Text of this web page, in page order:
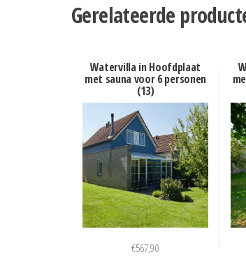
Gerelateerde
Watervilla in Hoofdplaat
met sauna voor 6 personen
(13)
€567,90